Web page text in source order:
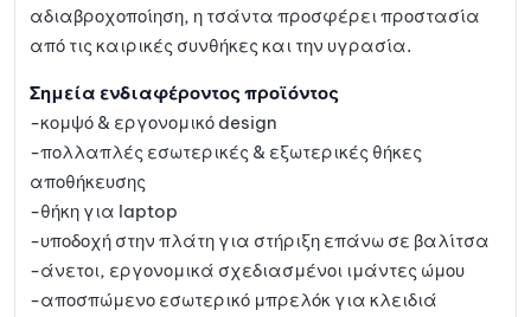
αδιαβροχοποίηση, η τσάντα προσφέρει προστασία
από τις καιρικές συνθήκες και την υγρασία.
Σημεία ενδιαφέροντος προϊόντος
-κομψό & εργονομικό design
-πολλαπλές εσωτερικές & εξωτερικές θήκες
αποθήκευσης
-θήκη για laptop
-υποδοχή στην πλάτη για στήριξη επάνω σε βαλίτσα
-άνετοι, εργονομικά σχεδιασμένοι ιμάντες ώμου
-αποσπώμενο εσωτερικό μπρελόκ για κλειδιά